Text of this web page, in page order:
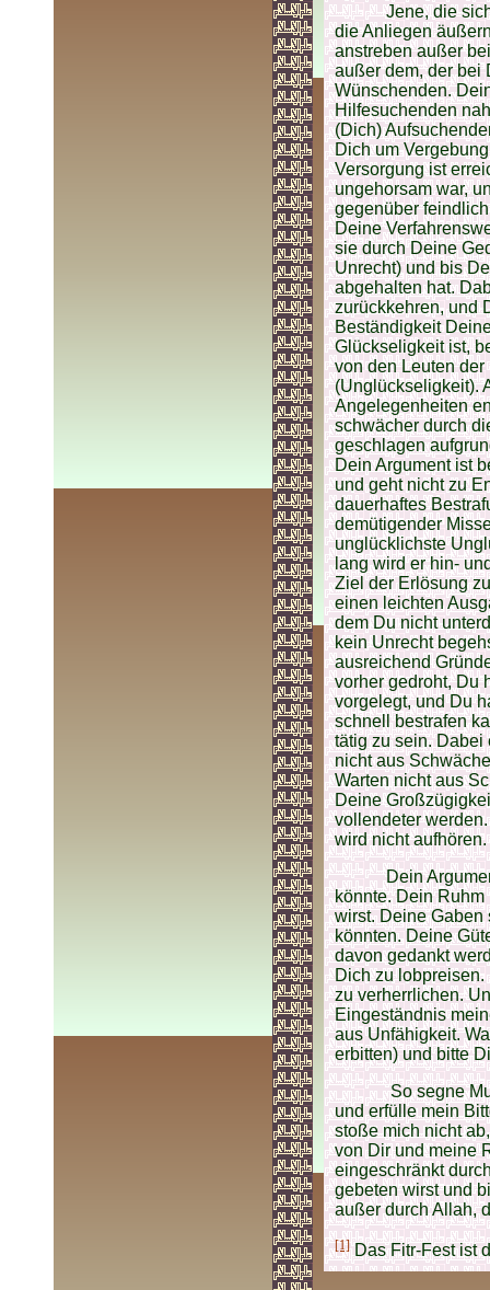
Jene, die
die Anliegen
anstreben außer
außer dem, der bei
Wünschenden.
Hilfesuchenden
(Dich)
Dich um
Versorgung ist
ungehorsam war,
gegenüber
Deine
sie durch Deine
Unrecht) und bis
abgehalten hat.
zurückkehren, und
Beständigkeit
Glückseligkeit ist,
von den Leuten
(Unglückseligkeit).
Angelegenheiten
schwächer durch
geschlagen
Dein Argument ist
und geht nicht zu
dauerhaftes
demütigender
unglücklichste
lang wird er hin-
Ziel der Erlösung
einen leichten
dem Du nicht
kein Unrecht
ausreichend
vorher gedroht, Du
vorgelegt, und Du
schnell bestrafen
tätig zu sein. Dabei
nicht aus
Warten nicht aus
Deine
vollendeter
wird nicht aufhören.
Dein
könnte. Dein
wirst. Deine Gaben
könnten. Deine
davon gedankt
Dich zu lobpreisen.
zu verherrlichen.
Eingeständnis
aus Unfähigkeit.
erbitten) und bitte
So segne
und erfülle mein
stoße mich nicht
von Dir und meine
eingeschränkt
gebeten wirst und
außer durch Allah,
[1]Das Fitr-Fest ist